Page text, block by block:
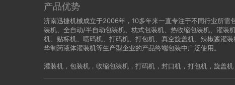
产品优势
济南迅捷机械成立于2006年，10多年来一直专注于不同行业所
装机、全自动/半自动包装机、枕式包装机、热收缩包装机、灌装
机、贴标机、喷码机、打码机、打包机、真空旋盖机、辣椒酱灌
华制药液体灌装机等生产型企业的产品终端包装中广泛使用。
灌装机 ， 包装机 ， 收缩包装机 ， 打码机 ， 封口机 ， 打包机 ， 旋盖机